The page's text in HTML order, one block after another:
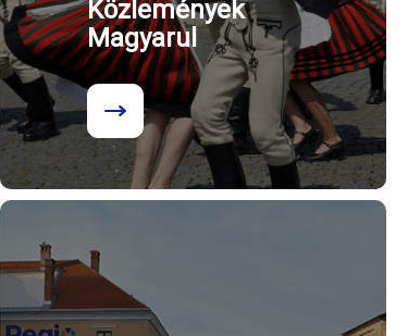
Közlemények
Magyarul